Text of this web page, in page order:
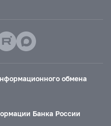
обмена
Банка России